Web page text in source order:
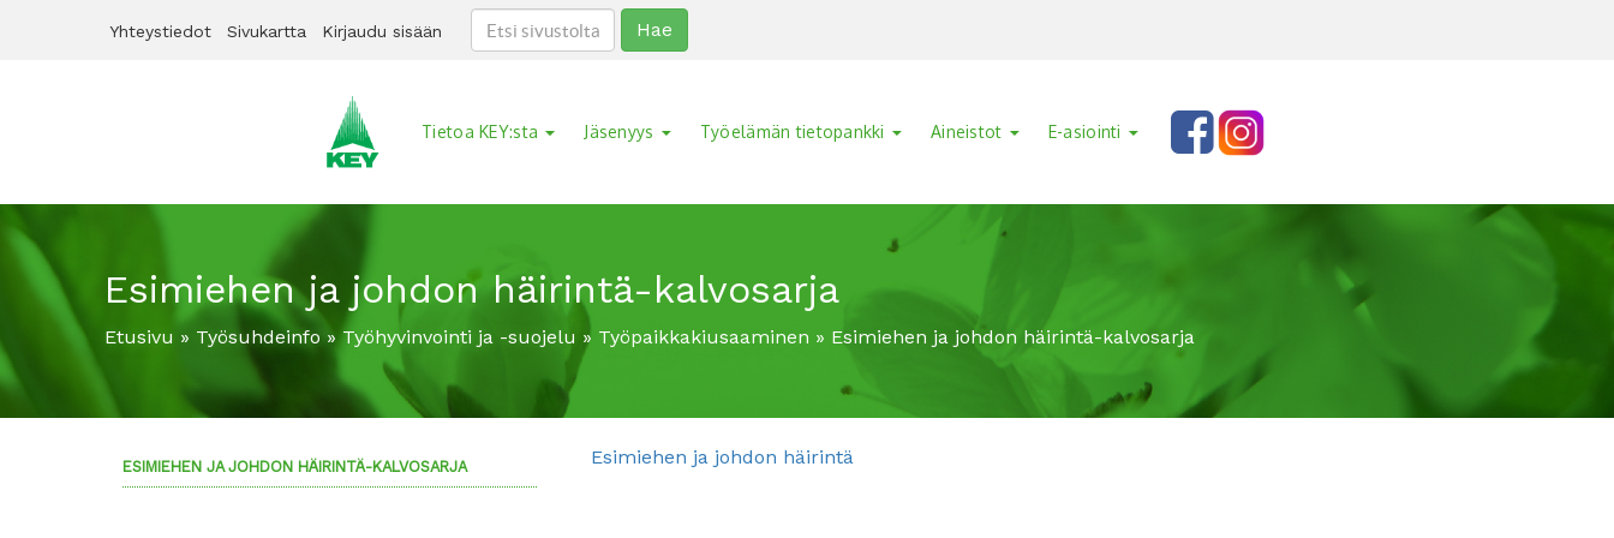
Yhteystiedot Sivukartta Kirjaudu sisään Hae
Tietoa KEY:sta Jäsenyys Työelämän tietopankki Aineistot E-asiointi
Esimiehen ja johdon häirintä-kalvosarja
Etusivu » Työsuhdeinfo »Työhyvinvointi ja -suojelu » Työpaikkakiusaaminen » Esimiehen ja johdon häirintä-kalvosarja
ESIMIEHEN JA JOHDON HÄIRINTÄ-KALVOSARJA Esimiehen ja johdon häirintä